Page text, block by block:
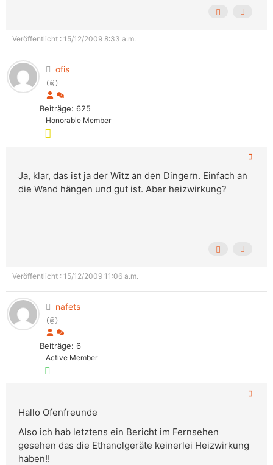
Veröffentlicht : 15/12/2009 8:33 a.m.
ofis
(@)
Beiträge: 625
Honorable Member
Ja, klar, das ist ja der Witz an den Dingern. Einfach an
die Wand hängen und gut ist. Aber heizwirkung?
Veröffentlicht : 15/12/2009 11:06 a.m.
nafets
(@)
Beiträge: 6
Active Member
Hallo Ofenfreunde
Also ich hab letztens ein Bericht im Fernsehen
gesehen das die Ethanolgeräte keinerlei Heizwirkung
haben!!